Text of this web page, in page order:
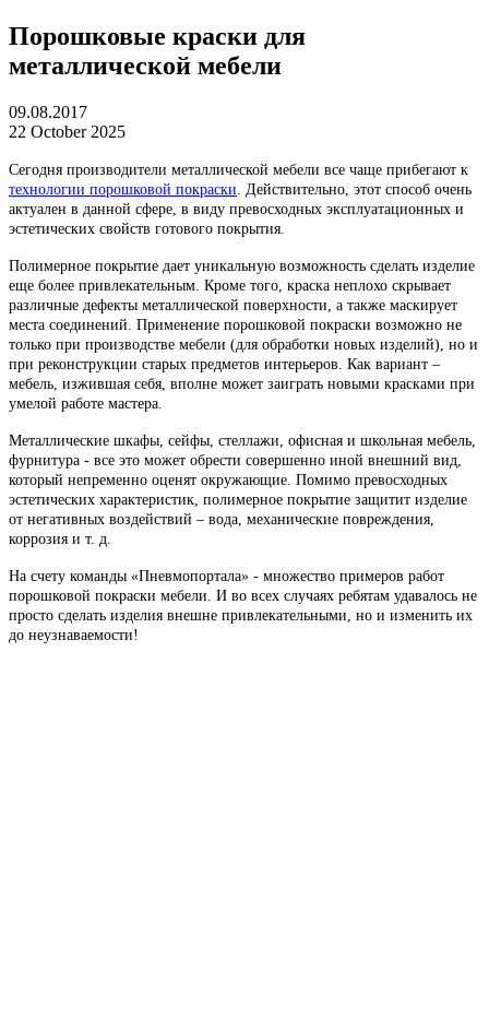
Порошковые краски для
металлической мебели
09.08.2017
22 October 2025
Сегодня производители металлической мебели все чаще прибегают к
технологии порошковой покраски . Действительно, этот способ очень
актуален в данной сфере, в виду превосходных эксплуатационных и
эстетических свойств готового покрытия.
Полимерное покрытие дает уникальную возможность сделать изделие
еще более привлекательным. Кроме того, краска неплохо скрывает
различные дефекты металлической поверхности, а также маскирует
места соединений. Применение порошковой покраски возможно не
только при производстве мебели (для обработки новых изделий), но и
при реконструкции старых предметов интерьеров. Как вариант –
мебель, изжившая себя, вполне может заиграть новыми красками при
умелой работе мастера.
Металлические шкафы, сейфы, стеллажи, офисная и школьная мебель,
фурнитура - все это может обрести совершенно иной внешний вид,
который непременно оценят окружающие. Помимо превосходных
эстетических характеристик, полимерное покрытие защитит изделие
от негативных воздействий – вода, механические повреждения,
коррозия и т. д.
На счету команды «Пневмопортала» - множество примеров работ
порошковой покраски мебели. И во всех случаях ребятам удавалось не
просто сделать изделия внешне привлекательными, но и изменить их
до неузнаваемости!